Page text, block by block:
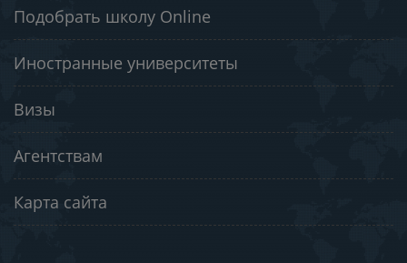
Подобрать школу Online
Иностранные университеты
Визы
Агентствам
Карта сайта